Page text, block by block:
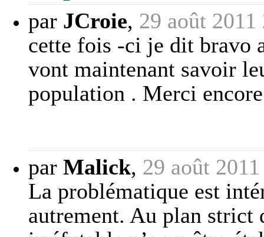
par JCroie, 29 août 2011
cette fois -ci je dit bravo
vont maintenant savoir
population . Merci
par Malick, 29 août
La problématique est
autrement. Au plan